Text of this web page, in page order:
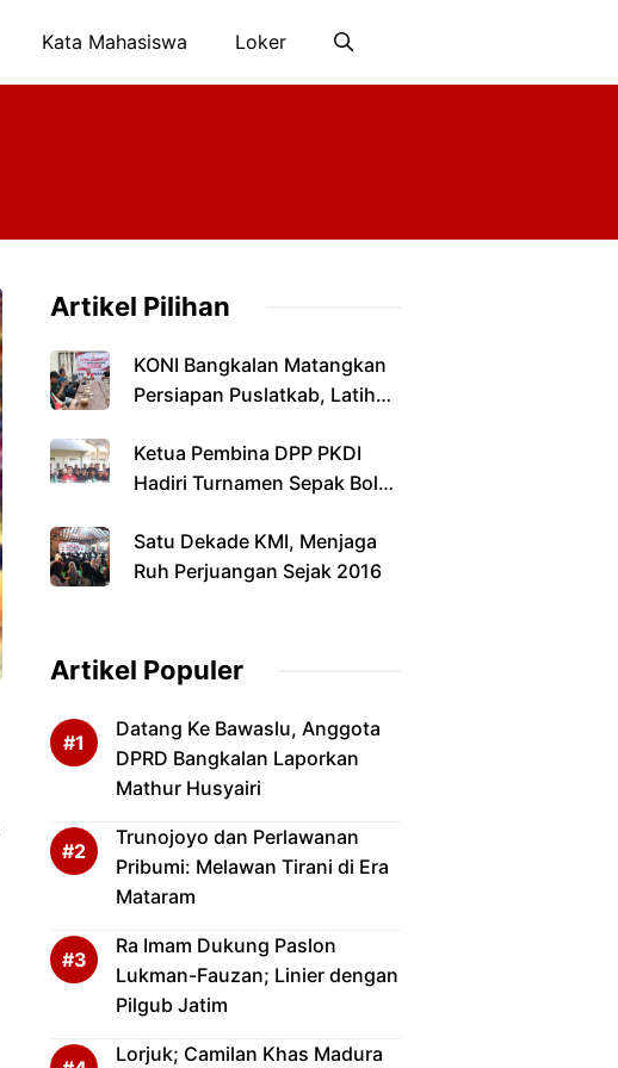
Kata Mahasiswa Loker
Artikel Pilihan
KONI Bangkalan Matangkan
Persiapan Puslatkab, Latihan
2027
Ketua Pembina DPP PKDI
Hadiri Turnamen Sepak Bola
Pamekasan
Satu Dekade KMI, Menjaga
Ruh Perjuangan Sejak 2016
Artikel Populer
Datang Ke Bawaslu, Anggota
DPRD Bangkalan Laporkan
Mathur Husyairi
Trunojoyo dan Perlawanan
Pribumi: Melawan Tirani di Era
Mataram
Ra Imam Dukung Paslon
Lukman-Fauzan; Linier dengan
Pilgub Jatim
Lorjuk; Camilan Khas Madura